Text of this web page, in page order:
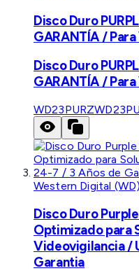
Disco Duro
GARANTÍA /
Disco Duro
GARANTÍA /
WD23PURZ
Western Digital (WD)
Disco Duro
Optimizado para
Videovigilancia /
Garantia